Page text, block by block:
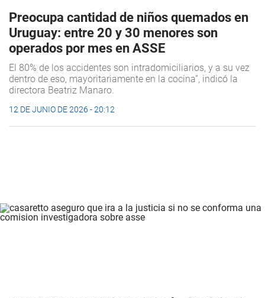
Preocupa cantidad de niños quemados en
Uruguay: entre 20 y 30 menores son
operados por mes en ASSE
El 80% de los accidentes son intradomiciliarios, y a su vez
dentro de eso, mayoritariamente en la cocina”, indicó la
directora Beatriz Manaro.
12 DE JUNIO DE 2026 - 20:12